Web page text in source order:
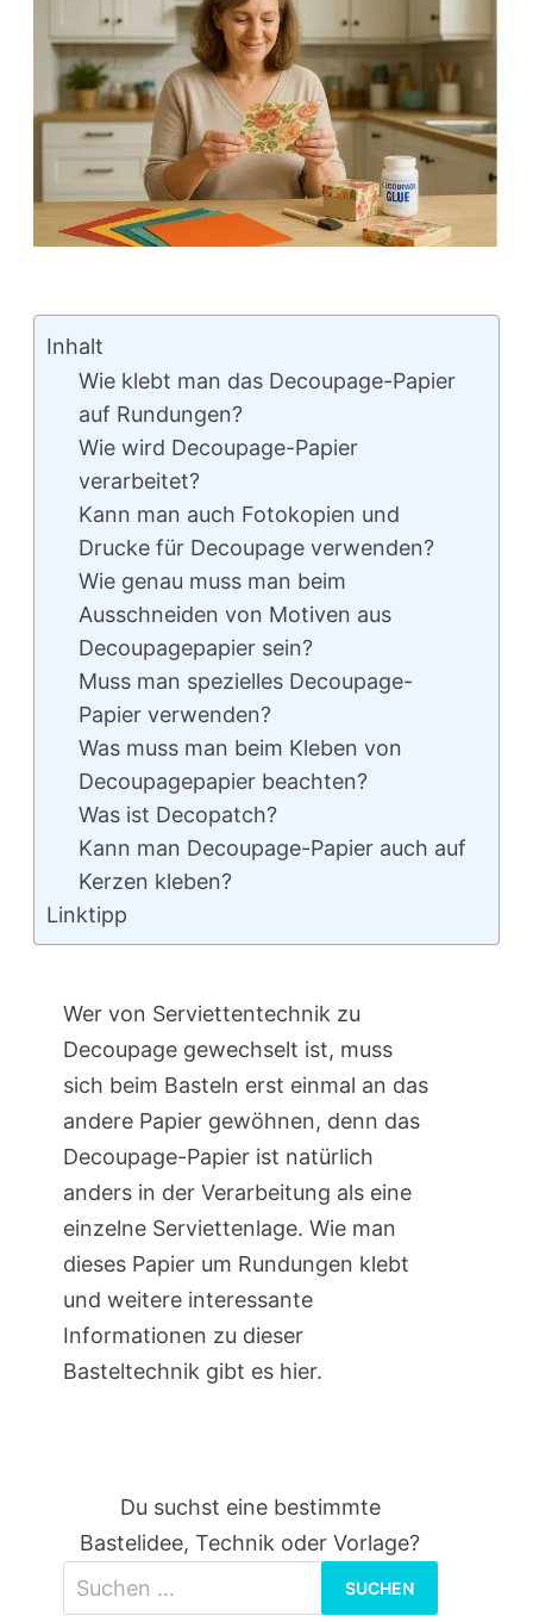
Inhalt
Wie klebt man das Decoupage-Papier
auf Rundungen?
Wie wird Decoupage-Papier
verarbeitet?
Kann man auch Fotokopien und
Drucke für Decoupage verwenden?
Wie genau muss man beim
Ausschneiden von Motiven aus
Decoupagepapier sein?
Muss man spezielles Decoupage-
Papier verwenden?
Was muss man beim Kleben von
Decoupagepapier beachten?
Was ist Decopatch?
Kann man Decoupage-Papier auch auf
Kerzen kleben?
Linktipp
Wer von Serviettentechnik zu
Decoupage gewechselt ist, muss
sich beim Basteln erst einmal an das
andere Papier gewöhnen, denn das
Decoupage-Papier ist natürlich
anders in der Verarbeitung als eine
einzelne Serviettenlage. Wie man
dieses Papier um Rundungen klebt
und weitere interessante
Informationen zu dieser
Basteltechnik gibt es hier.
Du suchst eine bestimmte
Bastelidee, Technik oder Vorlage?
nach: